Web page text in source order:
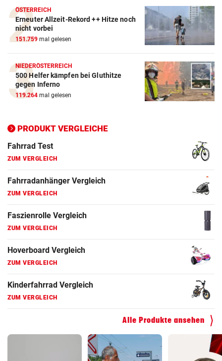
ÖSTERREICH
Erneuter Allzeit-Rekord ++ Hitze noch
nicht vorbei
151.759 mal gelesen
NIEDERÖSTERREICH
500 Helfer kämpfen bei Gluthitze
gegen Inferno
119.264 mal gelesen
PRODUKT VERGLEICHE
Crosstrainer Vergleich
ZUM VERGLEICH
E-Bike Vergleich
ZUM VERGLEICH
Elektro-Scooter Vergleich
ZUM VERGLEICH
ZUM VERGLEICH
Fahrrad Test
ZUM VERGLEICH
Fahrradanhänger Vergleich
ZUM VERGLEICH
Faszienrolle Vergleich
ZUM VERGLEICH
Hoverboard Vergleich
ZUM VERGLEICH
Kinderfahrrad Vergleich
ZUM VERGLEICH
Alle Produkte ansehen